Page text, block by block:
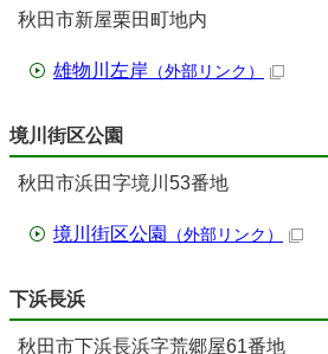
秋田市新屋栗田町地内
雄物川左岸 （外部リンク）
境川街区公園
秋田市浜田字境川53番地
境川街区公園 （外部リンク）
下浜長浜
秋田市下浜長浜字荒郷屋61番地